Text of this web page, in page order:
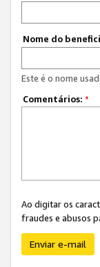
Nome do
Este é o nome
Comentários: *
Ao digitar os
fraudes e abusos
Enviar e-mail